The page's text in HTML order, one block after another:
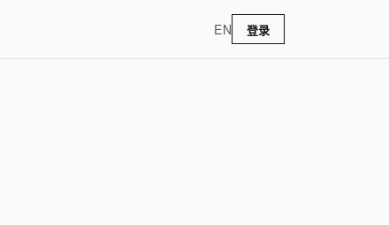
EN 登录